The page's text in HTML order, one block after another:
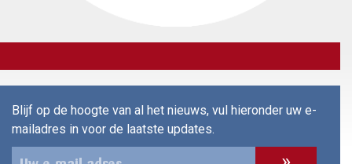
Blijf op de hoogte van al het nieuws, vul hieronder uw e-
mailadres in voor de laatste updates.